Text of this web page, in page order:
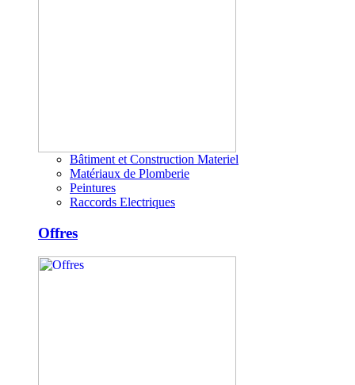
Bâtiment et Construction Materiel
Matériaux de Plomberie
Peintures
Raccords Electriques
Offres